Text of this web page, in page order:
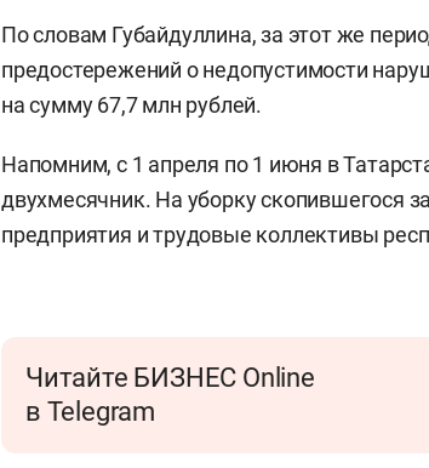
По словам Губайдуллина, за этот же
предостережений о недопустимости
на сумму 67,7 млн рублей.
Напомним, с 1 апреля по 1 июня в
двухмесячник. На уборку скопившегося
предприятия и трудовые коллективы
Читайте БИЗНЕС Online
в Telegram